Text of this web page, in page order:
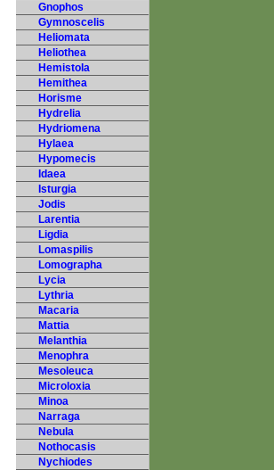
Gnophos
Gymnoscelis
Heliomata
Heliothea
Hemistola
Hemithea
Horisme
Hydrelia
Hydriomena
Hylaea
Hypomecis
Idaea
Isturgia
Jodis
Larentia
Ligdia
Lomaspilis
Lomographa
Lycia
Lythria
Macaria
Mattia
Melanthia
Menophra
Mesoleuca
Microloxia
Minoa
Narraga
Nebula
Nothocasis
Nychiodes